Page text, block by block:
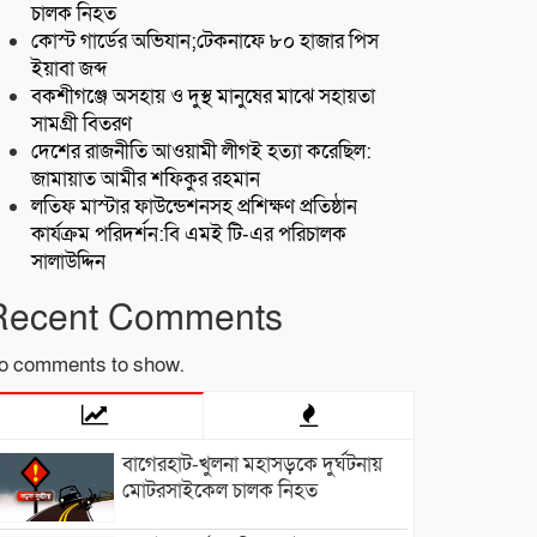
চালক নিহত
কোস্ট গার্ডের অভিযান;টেকনাফে ৮০ হাজার পিস
ইয়াবা জব্দ
বকশীগঞ্জে অসহায় ও দুস্থ মানুষের মাঝে সহায়তা
সামগ্রী বিতরণ
দেশের রাজনীতি আওয়ামী লীগই হত্যা করেছিল:
জামায়াত আমীর শফিকুর রহমান
লতিফ মাস্টার ফাউন্ডেশনসহ প্রশিক্ষণ প্রতিষ্ঠান
কার্যক্রম পরিদর্শন:বি এমই টি-এর পরিচালক
সালাউদ্দিন
Comments
comments to show.
বাগেরহাট-খুলনা মহাসড়কে ‌দুর্ঘটনায়
মোটরসাইকেল চালক নিহত